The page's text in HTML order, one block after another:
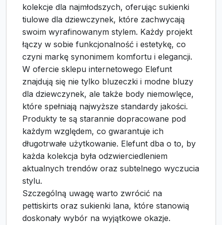
kolekcje dla najmłodszych, oferując sukienki
tiulowe dla dziewczynek, które zachwycają
swoim wyrafinowanym stylem. Każdy projekt
łączy w sobie funkcjonalność i estetykę, co
czyni markę synonimem komfortu i elegancji.
W ofercie sklepu internetowego Elefunt
znajdują się nie tylko bluzeczki i modne bluzy
dla dziewczynek, ale także body niemowlęce,
które spełniają najwyższe standardy jakości.
Produkty te są starannie dopracowane pod
każdym względem, co gwarantuje ich
długotrwałe użytkowanie. Elefunt dba o to, by
każda kolekcja była odzwierciedleniem
aktualnych trendów oraz subtelnego wyczucia
stylu.
Szczególną uwagę warto zwrócić na
pettiskirts oraz sukienki lana, które stanowią
doskonały wybór na wyjątkowe okazje.